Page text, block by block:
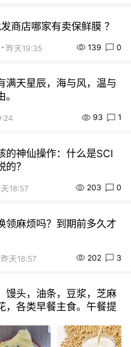
商店哪家有卖保鲜膜 ？
昨天19:35 139 0
满天星辰，海与风，温与
93 1
的神仙操作：什么是SCI
？
18:57 203 0
领麻烦吗？到期前多久才
昨天18:57 202 3
馒头，油条，豆浆，芝麻
，各类早餐主食。午餐提